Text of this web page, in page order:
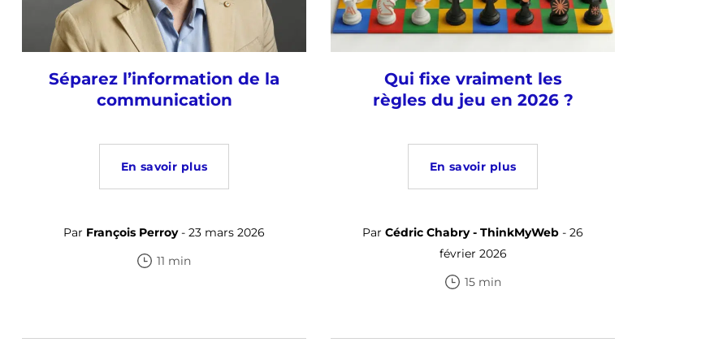
Séparez l’information de la
communication
En savoir plus
Par François Perroy- 23 mars 2026
11 min
Qui fixe vraiment les
règles du jeu en 2026 ?
En savoir plus
Par Cédric Chabry - ThinkMyWeb - 26
février 2026
15 min